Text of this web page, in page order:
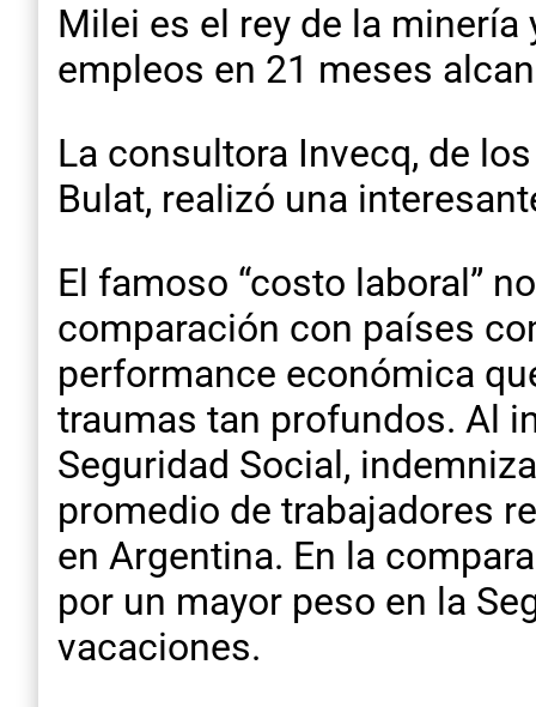
Milei es el rey de la
empleos en 21 meses
La consultora Invecq, de
Bulat, realizó una
El famoso “costo laboral”
comparación con países
performance económica
traumas tan profundos. Al
Seguridad Social,
promedio de trabajadores
en Argentina. En la
por un mayor peso en la
vacaciones.